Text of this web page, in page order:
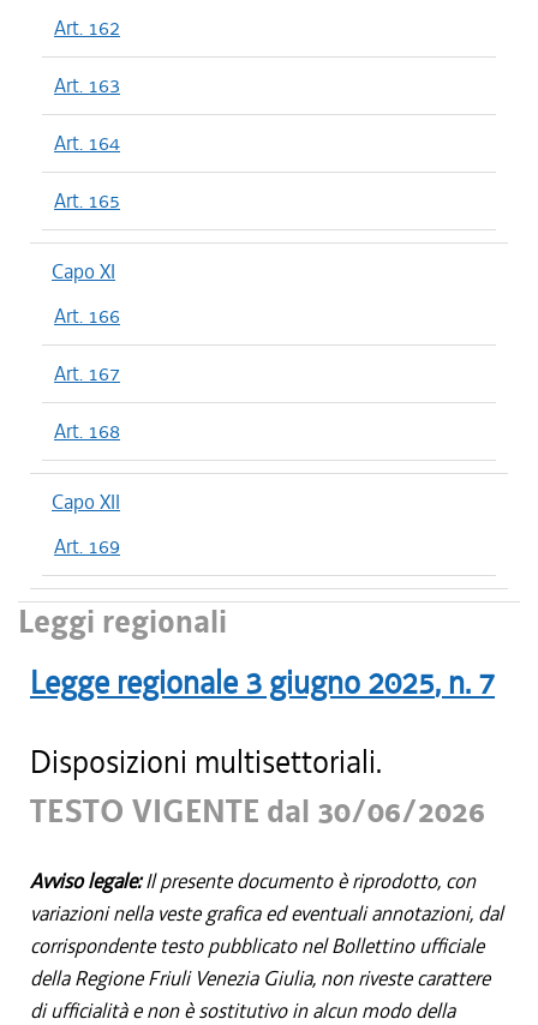
Art. 162
Art. 163
Art. 164
Art. 165
Capo XI
Art. 166
Art. 167
Art. 168
Capo XII
Art. 169
Leggi regionali
Legge regionale 3 giugno 2025, n. 7
Disposizioni multisettoriali.
TESTO VIGENTE dal 30/06/2026
Avviso legale:Il presente documento è riprodotto, con
variazioni nella veste grafica ed eventuali annotazioni, dal
corrispondente testo pubblicato nel Bollettino ufficiale
della Regione Friuli Venezia Giulia, non riveste carattere
di ufficialità e non è sostitutivo in alcun modo della